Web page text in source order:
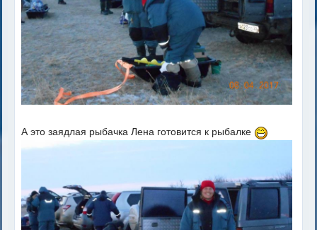
А это заядлая рыбачка Лена готовится к рыбалке